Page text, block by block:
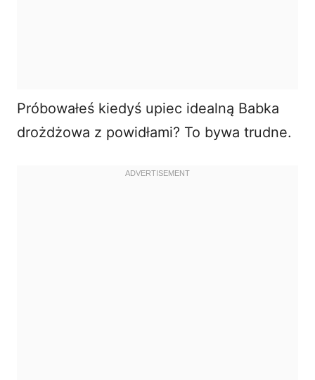
Próbowałeś kiedyś upiec idealną Babka
drożdżowa z powidłami? To bywa trudne.